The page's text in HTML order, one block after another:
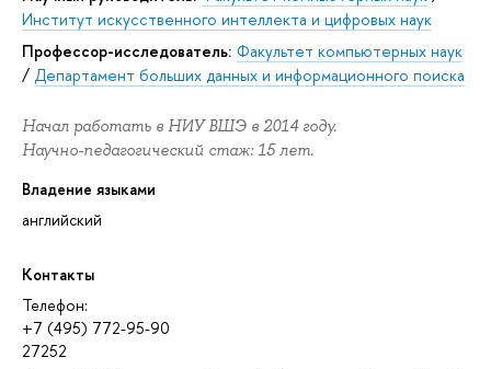
Институт искусственного интеллекта и цифровых наук
Профессор-исследователь: Факультет компьютерных наук
/ Департамент больших данных и информационного поиска
Начал работать в НИУ ВШЭ в 2014 году.
Научно-педагогический стаж: 15 лет.
Владение языками
английский
Контакты
Телефон:
+7 (495) 772-95-90
27252